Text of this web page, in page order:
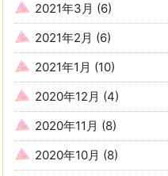
2021年3月 (6)
2021年2月 (6)
2021年1月 (10)
2020年12月 (4)
2020年11月 (8)
2020年10月 (8)